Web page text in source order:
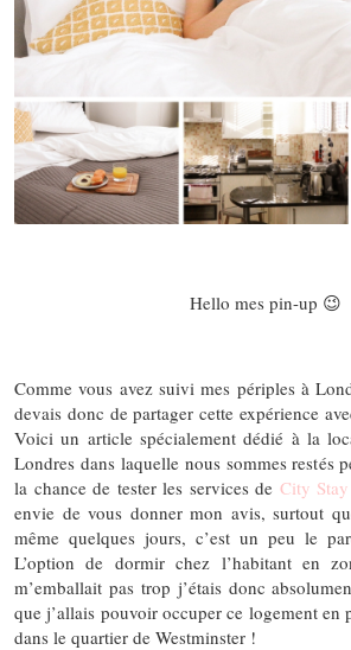
Hello mes pin-up 😉
Comme vous avez suivi mes périples à
devais donc de partager cette expérience
Voici un article spécialement dédié à la
Londres dans laquelle nous sommes restés
la chance de tester les services de City
envie de vous donner mon avis, surtout
même quelques jours, c’est un peu le
L’option de dormir chez l’habitant en
m’emballait pas trop j’étais donc
que j’allais pouvoir occuper ce logement en
dans le quartier de Westminster !